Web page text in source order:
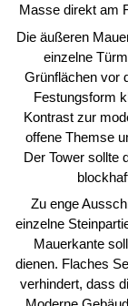
Masse direkt am
Die äußeren
einzelne
Grünflächen vor
Festungsform
Kontrast zur
offene Themse
Der Tower sollte
Zu enge
einzelne
Mauerkante
dienen. Flaches
verhindert, dass